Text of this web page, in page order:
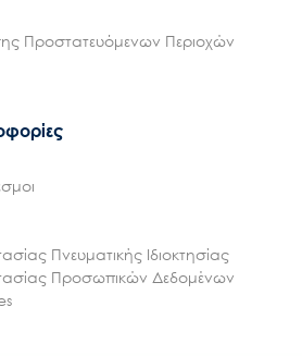
Προστατευόμενων Περιοχών
Πνευματικής Ιδιοκτησίας
Προσωπικών Δεδομένων